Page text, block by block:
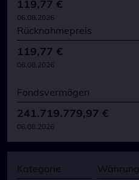
119,77 €
06.08.2026
Rücknahmepreis
119,77 €
06.08.2026
Fondsvermögen
241.719.779,97 €
06.08.2026
Kategorie Währung